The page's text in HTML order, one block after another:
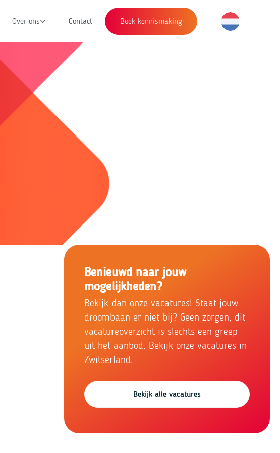
Over ons Contact Boek kennismaking
Benieuwd naar jouw
mogelijkheden?
Bekijk dan onze vacatures! Staat jouw
droombaan er niet bij? Geen zorgen, dit
vacatureoverzicht is slechts een greep
uit het aanbod. Bekijk onze vacatures in
Zwitserland.
Bekijk alle vacatures